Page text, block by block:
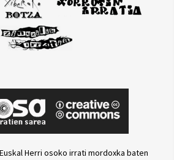
Herri osoko irrati mordoxka baten